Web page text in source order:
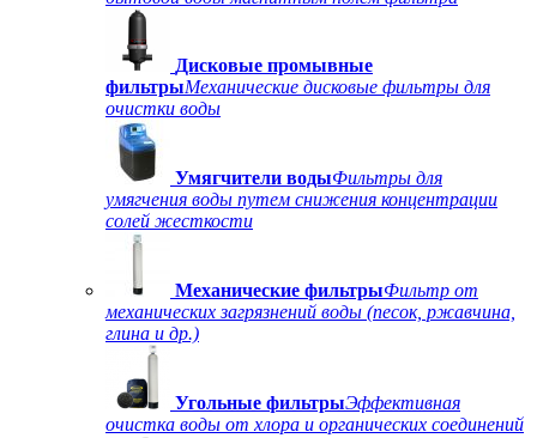
Дисковые промывные
фильтрыМеханические дисковые фильтры для
очистки воды
Умягчители водыФильтры для
умягчения воды путем снижения концентрации
солей жесткости
Механические фильтрыФильтр от
механических загрязнений воды (песок, ржавчина,
глина и др.)
Угольные фильтрыЭффективная
очистка воды от хлора и органических соединений